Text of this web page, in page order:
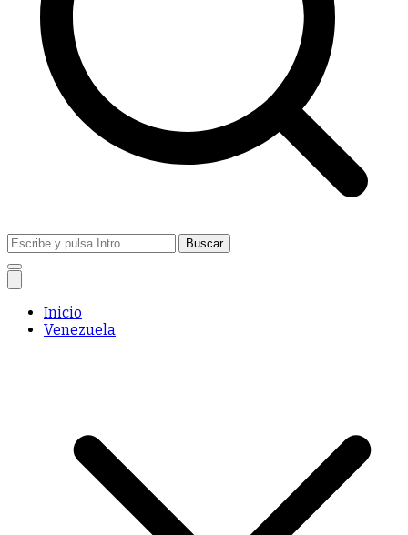
Buscar:
Inicio
Venezuela